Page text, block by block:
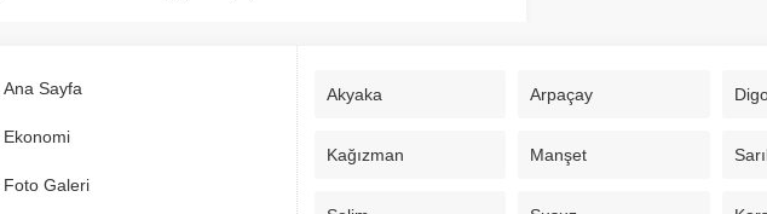
Ana Sayfa
Ekonomi
Foto Galeri
Akyaka Arpaçay
Kağızman Manşet